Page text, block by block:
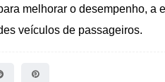
melhorar o desempenho,
veículos de passageiros.